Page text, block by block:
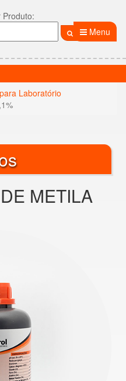
Produto:
Menu
Laboratório
METILA